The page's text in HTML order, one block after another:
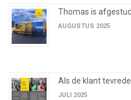
Thomas is
AUGUSTUS 2025
Als de klant
JULI 2025